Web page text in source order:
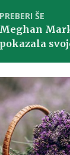
PREBERI ŠE
Meghan
pokazala